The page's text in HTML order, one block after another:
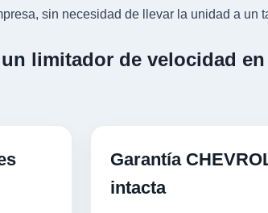
sin necesidad de llevar la unidad a un
limitador de velocidad en
Garantía
intacta